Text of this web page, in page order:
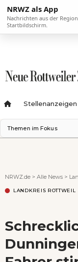
NRWZ als App
Nachrichten aus der
Startbildschirm.
Stellenanzeigen
Themen im Fokus
Ferienzauber '26
Testturm
Wenn Orte erzählen ...
NRWZ.de > Alle News >
LANDKREIS ROTTWEIL